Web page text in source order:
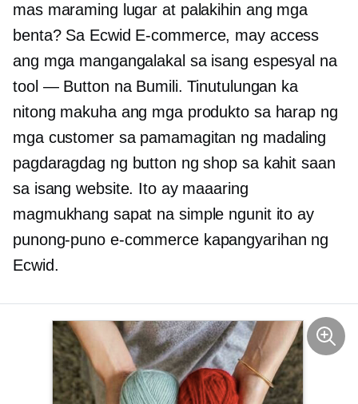
mas maraming lugar at palakihin ang mga
benta? Sa Ecwid E-commerce, may access
ang mga mangangalakal sa isang espesyal na
tool — Button na Bumili. Tinutulungan ka
nitong makuha ang mga produkto sa harap ng
mga customer sa pamamagitan ng madaling
pagdaragdag ng button ng shop sa kahit saan
sa isang website. Ito ay maaaring
magmukhang sapat na simple ngunit ito ay
punong-puno e-commercekapangyarihan ng
Ecwid.